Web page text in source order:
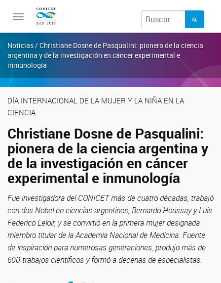
Toggle
Noticias / Christiane Dosne de Pasqualini: pionera de la ciencia
argentina y de la investigación en cáncer experimental e
inmunología
DÍA INTERNACIONAL DE LA MUJER Y LA NIÑA EN LA
CIENCIA
Christiane Dosne de Pasqualini:
pionera de la ciencia argentina y
de la investigación en cáncer
experimental e inmunología
Fue investigadora del CONICET más de cuatro décadas, trabajó
con dos Nobel en ciencias argentinos, Bernardo Houssay y Luis
Federico Leloir, y se convirtió en la primera mujer designada
miembro titular de la Academia Nacional de Medicina. Fuente
de inspiración para numerosas generaciones, produjo más de
600 trabajos científicos y formó a decenas de especialistas.